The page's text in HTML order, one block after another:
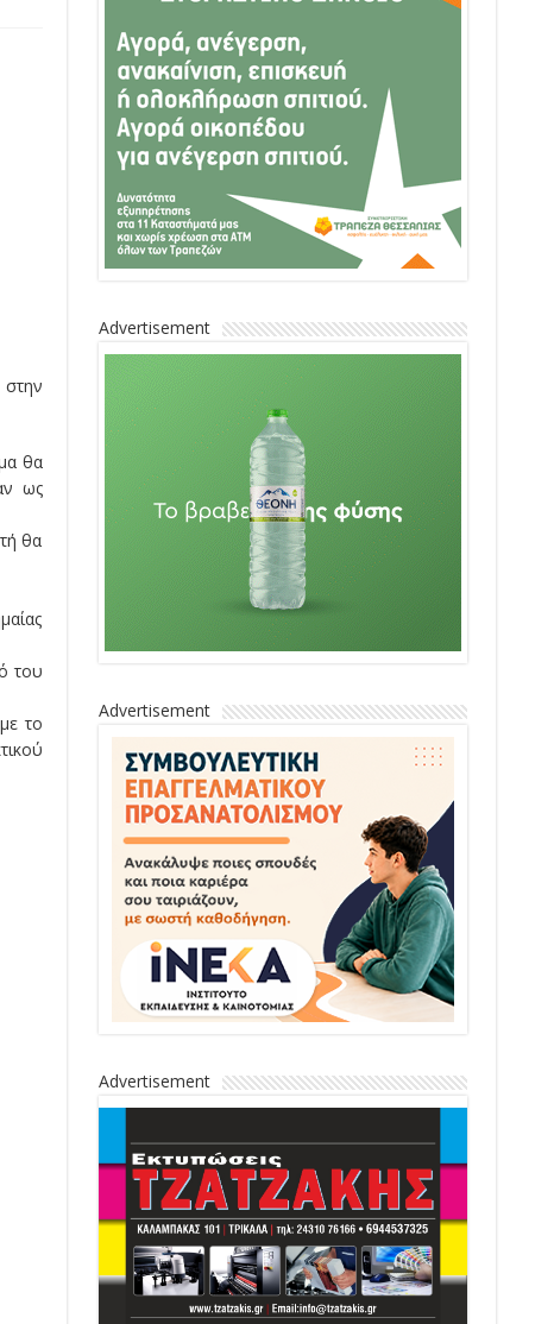
θα
ως
θα
του
το
Advertisement
Advertisement
Advertisement